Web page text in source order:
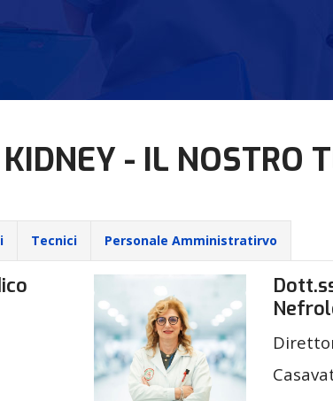
- IL NOSTRO
Tecnici Personale Amministratirvo